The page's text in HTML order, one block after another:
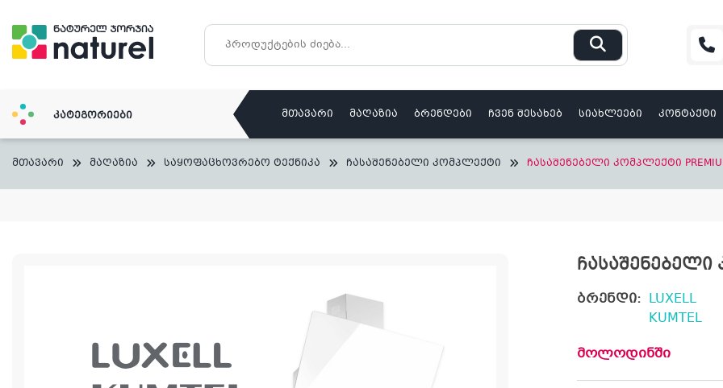
content
კატეგორიები მთავარი მაღაზია ბრენდები ჩვენ შესახებ სიახლეები კონტაქტი
მთავარი მაღაზია საყოფაცხოვრებო ტექნიკა ჩასაშენებელი კომპლექტი ჩასაშენებელი კომპლექტი
ჩასაშენებელი
ბრენდი: LUXELL
KUMTEL
მოლოდინში